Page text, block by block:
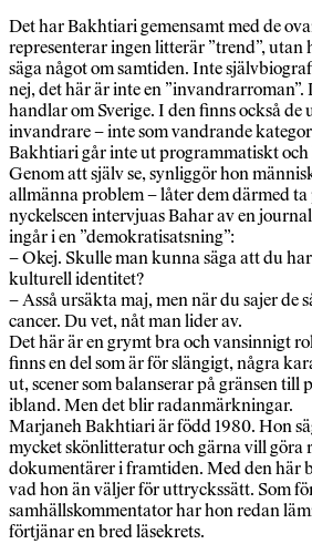
Det har Bakhtiari gemensamt med de
representerar ingen litterär ”trend”,
säga något om samtiden. Inte
nej, det här är inte en ”invandrarroman”.
handlar om Sverige. I den finns också
invandrare – inte som vandrande
Bakhtiari går inte ut programmatiskt och
Genom att själv se, synliggör hon
allmänna problem – låter dem därmed
nyckelscen intervjuas Bahar av en
ingår i en ”demokratisatsning”:
– Okej. Skulle man kunna säga att du
kulturell identitet?
– Asså ursäkta maj, men när du sajer de
cancer. Du vet, nåt man lider av.
Det här är en grymt bra och vansinnigt
finns en del som är för slängigt, några
ut, scener som balanserar på gränsen
ibland. Men det blir radanmärkningar.
Marjaneh Bakhtiari är född 1980. Hon
mycket skönlitteratur och gärna vill göra
dokumentärer i framtiden. Med den här
vad hon än väljer för uttryckssätt. Som
samhällskommentator har hon redan
förtjänar en bred läsekrets.